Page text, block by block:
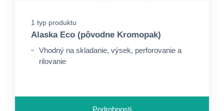
1 typ produktu
Alaska Eco (pôvodne Kromopak)
Vhodný na skladanie, výsek, perforovanie a
rilovanie
Podrobnosti